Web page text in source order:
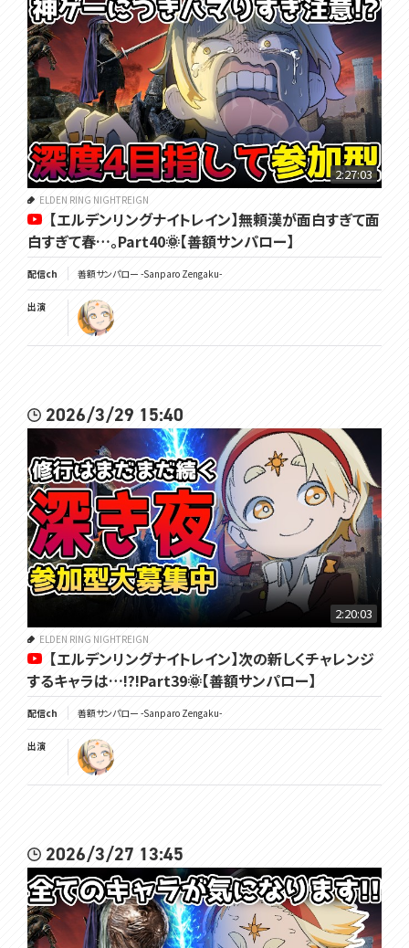
2:27:03
ELDEN RING NIGHTREIGN
【エルデンリングナイトレイン】無頼漢が面白すぎて面
白すぎて春…。Part40🌞【善額サンパロー】
配信ch 善額サンパロー -Sanparo Zengaku-
出演
2026/3/29 15:40
2:20:03
ELDEN RING NIGHTREIGN
【エルデンリングナイトレイン】次の新しくチャレンジ
するキャラは…!?!Part39🌞【善額サンパロー】
配信ch 善額サンパロー -Sanparo Zengaku-
出演
2026/3/27 13:45